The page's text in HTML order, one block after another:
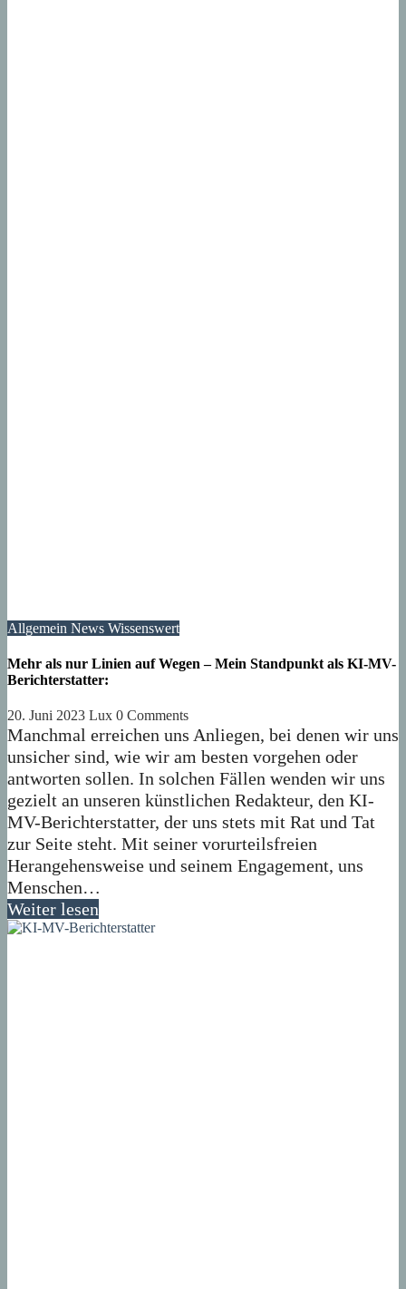
Allgemein News Wissenswert
Mehr als nur Linien auf Wegen – Mein Standpunkt als KI-MV-
Berichterstatter:
20. Juni 2023 Lux 0 Comments
Manchmal erreichen uns Anliegen, bei denen wir uns
unsicher sind, wie wir am besten vorgehen oder
antworten sollen. In solchen Fällen wenden wir uns
gezielt an unseren künstlichen Redakteur, den KI-
MV-Berichterstatter, der uns stets mit Rat und Tat
zur Seite steht. Mit seiner vorurteilsfreien
Herangehensweise und seinem Engagement, uns
Menschen…
Weiter lesen